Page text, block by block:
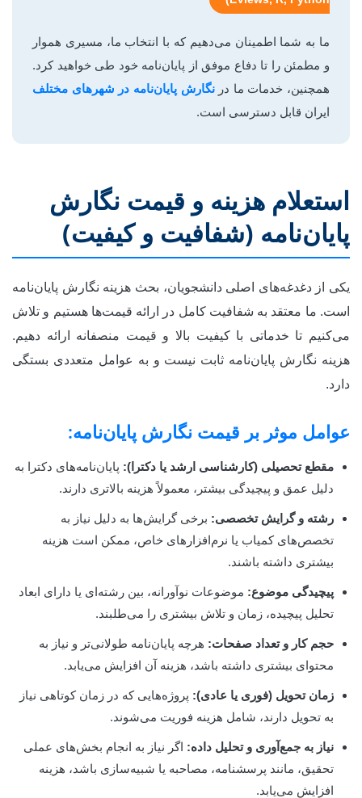
ما به شما اطمینان می‌دهیم که با انتخاب ما، مسیری هموار
و مطمئن را تا دفاع موفق از پایان‌نامه خود طی خواهید کرد.
همچنین، خدمات ما درنگارش پایان‌نامه در شهرهای مختلف
ایران قابل دسترسی است.
استعلام هزینه و قیمت نگارش
پایان‌نامه (شفافیت و کیفیت)
یکی از دغدغه‌های اصلی دانشجویان، بحث هزینه نگارش پایان‌نامه
است. ما معتقد به شفافیت کامل در ارائه قیمت‌ها هستیم و تلاش
می‌کنیم تا خدماتی با کیفیت بالا و قیمت منصفانه ارائه دهیم.
هزینه نگارش پایان‌نامه ثابت نیست و به عوامل متعددی بستگی
دارد.
عوامل موثر بر قیمت نگارش پایان‌نامه:
مقطع تحصیلی (کارشناسی ارشد یا دکترا): پایان‌نامه‌های دکترا به
دلیل عمق و پیچیدگی بیشتر، معمولاً هزینه بالاتری دارند.
رشته و گرایش تخصصی: برخی گرایش‌ها به دلیل نیاز به
تخصص‌های کمیاب یا نرم‌افزارهای خاص، ممکن است هزینه
بیشتری داشته باشند.
پیچیدگی موضوع: موضوعات نوآورانه، بین رشته‌ای یا دارای ابعاد
تحلیل پیچیده، زمان و تلاش بیشتری را می‌طلبند.
حجم کار و تعداد صفحات: هرچه پایان‌نامه طولانی‌تر و نیاز به
محتوای بیشتری داشته باشد، هزینه آن افزایش می‌یابد.
زمان تحویل (فوری یا عادی): پروژه‌هایی که در زمان کوتاهی نیاز
به تحویل دارند، شامل هزینه فوریت می‌شوند.
نیاز به جمع‌آوری و تحلیل داده: اگر نیاز به انجام بخش‌های عملی
تحقیق، مانند پرسشنامه، مصاحبه یا شبیه‌سازی باشد، هزینه
افزایش می‌یابد.